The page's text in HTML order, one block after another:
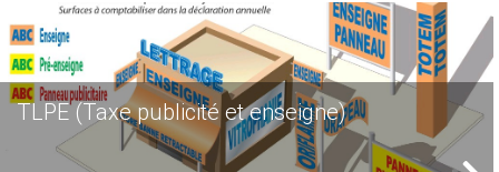
TLPE (Taxe publicité et enseigne)